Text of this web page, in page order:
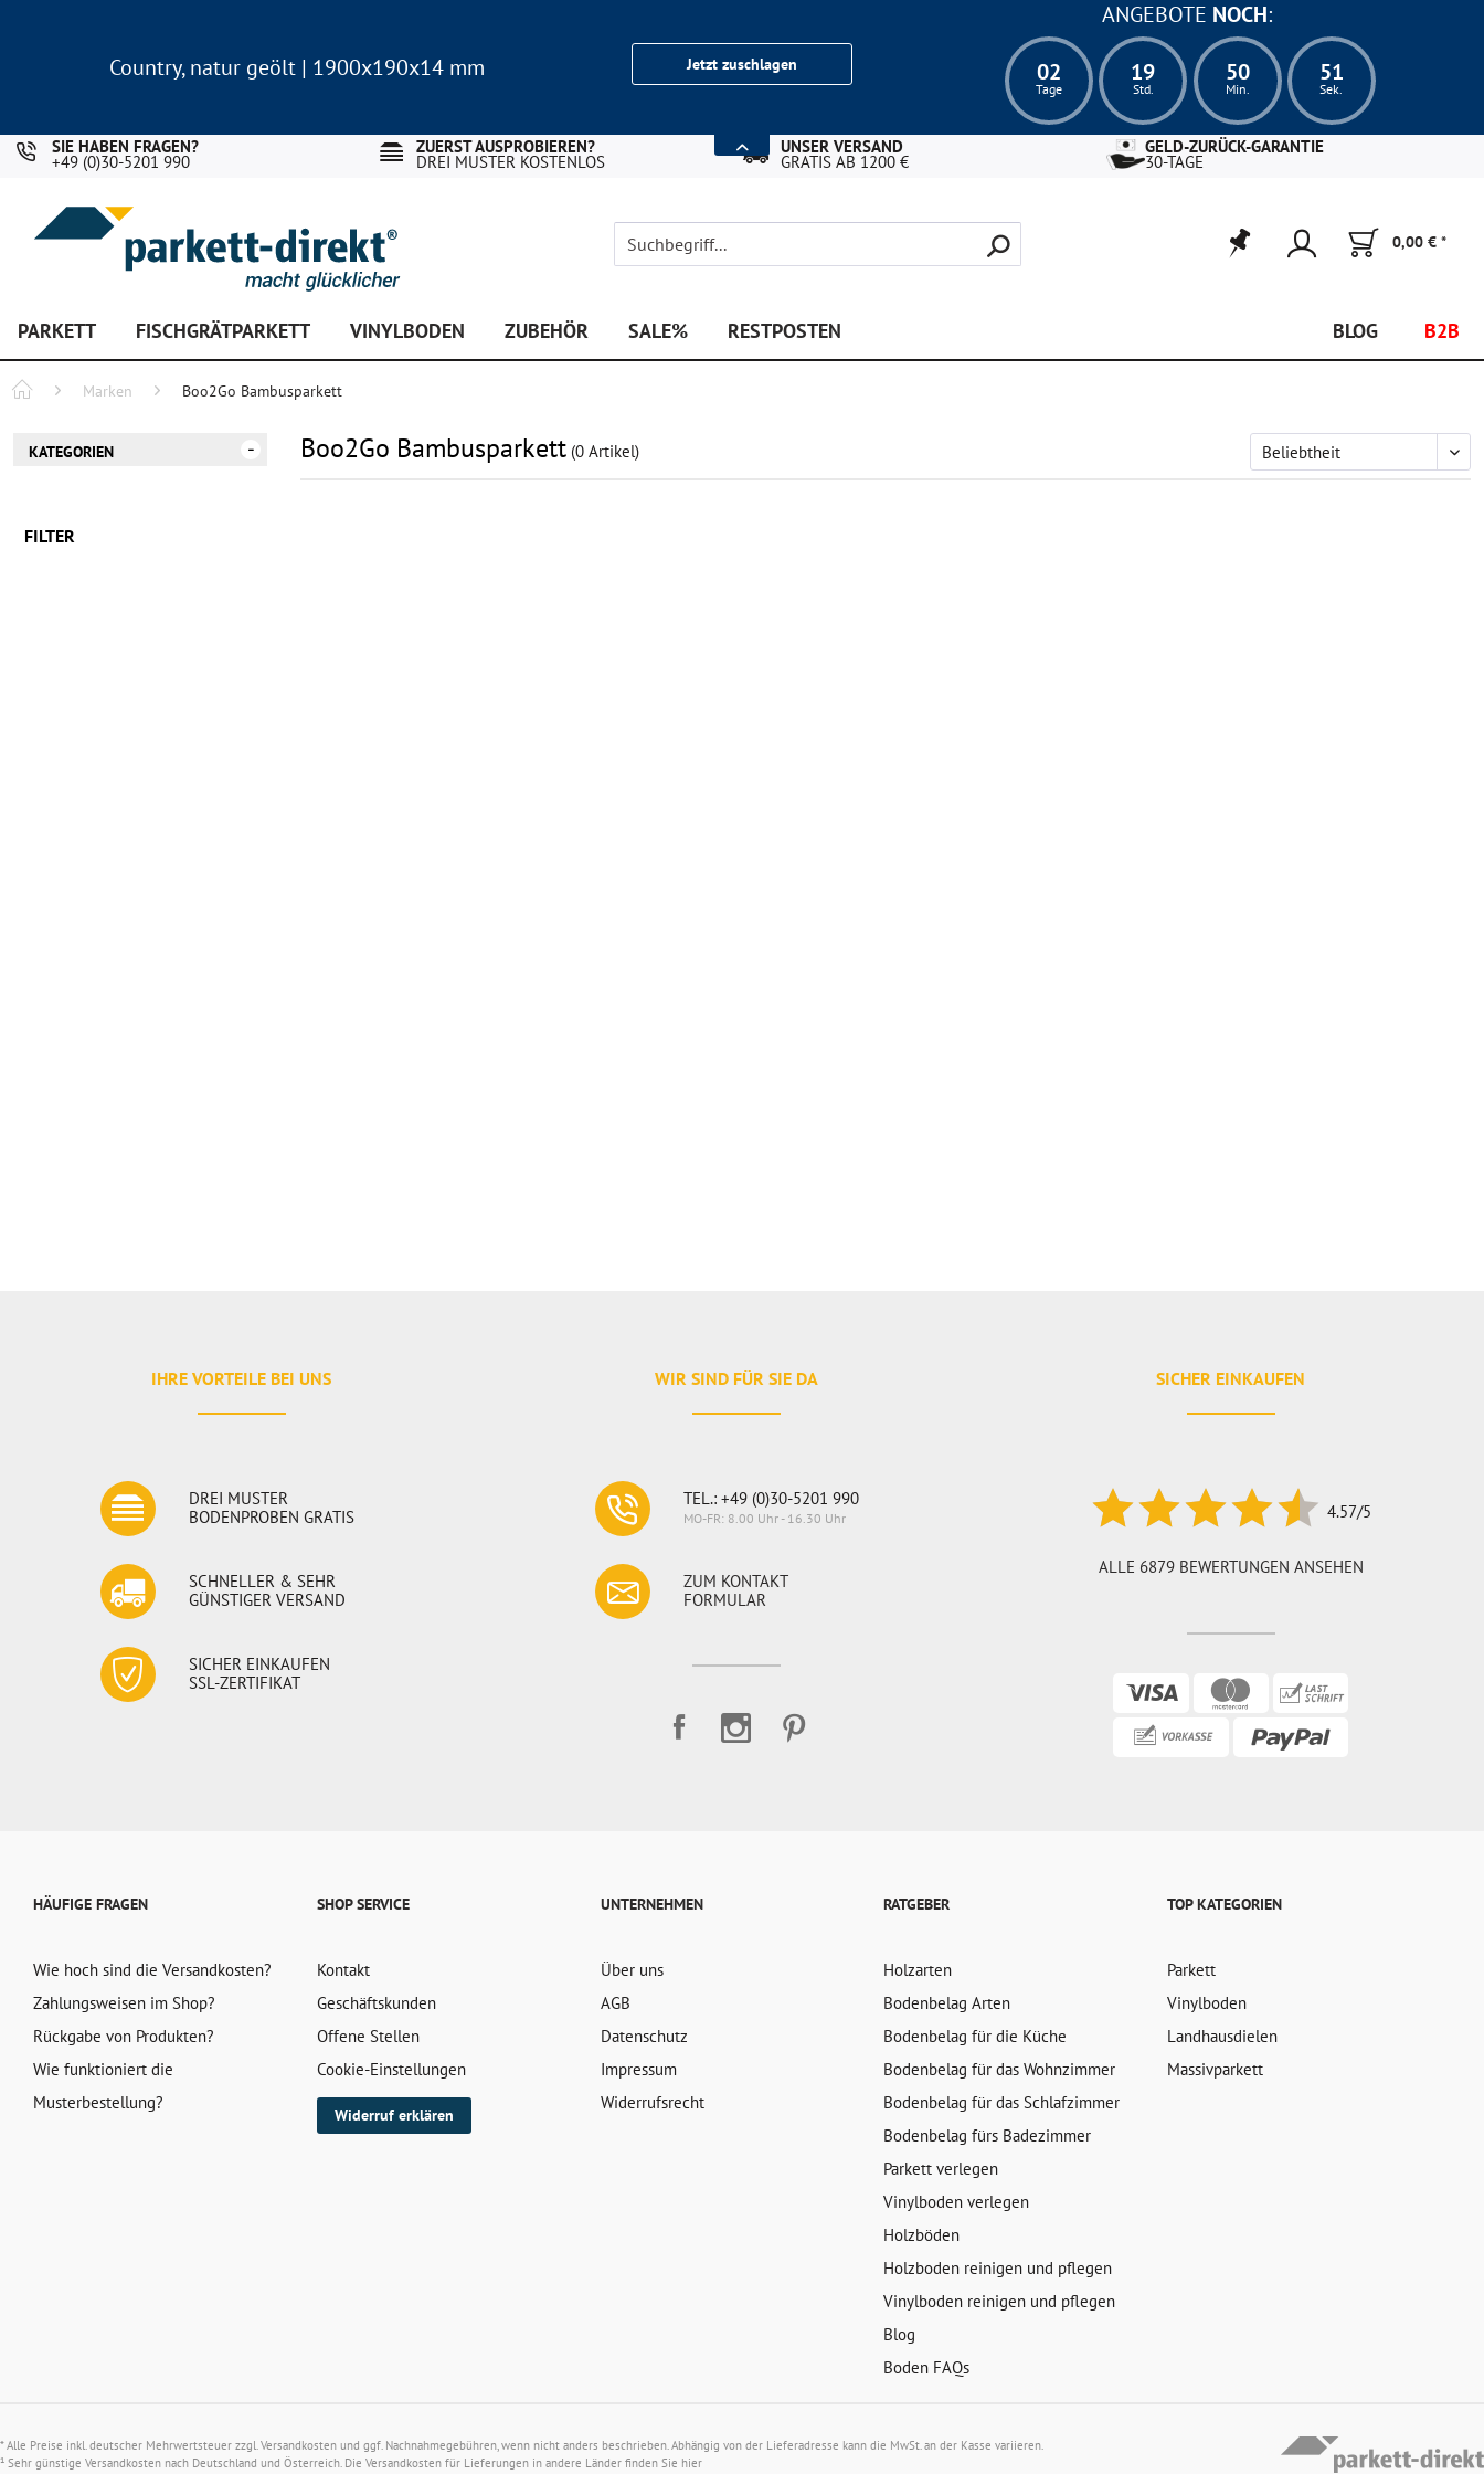
Country, natur geölt | 1900x190x14 mm
Jetzt zuschlagen
ANGEBOTE NOCH:
02
Tage
19
Std.
50
Min.
50
Sek.
SIE HABEN FRAGEN?
+49 (0)30-5201 990
ZUERST AUSPROBIEREN?
DREI MUSTER KOSTENLOS
UNSER VERSAND
GRATIS AB 1200 €
GELD-ZURÜCK-GARANTIE
30-TAGE
0,00 € *
PARKETT FISCHGRÄTPARKETT VINYLBODEN ZUBEHÖR SALE% RESTPOSTEN BLOG B2B
Marken Boo2Go Bambusparkett
KATEGORIEN
FILTER
Boo2Go Bambusparkett (0 Artikel)
IHRE VORTEILE BEI UNS
DREI MUSTER
BODENPROBEN GRATIS
SCHNELLER & SEHR
GÜNSTIGER VERSAND
SICHER EINKAUFEN
SSL-ZERTIFIKAT
WIR SIND FÜR SIE DA
TEL.: +49 (0)30-5201 990
MO-FR: 8.00 Uhr - 16.30 Uhr
ZUM KONTAKT
FORMULAR
SICHER EINKAUFEN
4.57/5
ALLE 6879 BEWERTUNGEN ANSEHEN
HÄUFIGE FRAGEN
Wie hoch sind die Versandkosten?
Zahlungsweisen im Shop?
Rückgabe von Produkten?
Wie funktioniert die
Musterbestellung?
SHOP SERVICE
Kontakt
Geschäftskunden
Offene Stellen
Cookie-Einstellungen
Widerruf erklären
UNTERNEHMEN
Über uns
AGB
Datenschutz
Impressum
Widerrufsrecht
RATGEBER
Holzarten
Bodenbelag Arten
Bodenbelag für die Küche
Bodenbelag für das Wohnzimmer
Bodenbelag für das Schlafzimmer
Bodenbelag fürs Badezimmer
Parkett verlegen
Vinylboden verlegen
Holzböden
Holzboden reinigen und pflegen
Vinylboden reinigen und pflegen
Blog
Boden FAQs
TOP KATEGORIEN
Parkett
Vinylboden
Landhausdielen
Massivparkett
* Alle Preise inkl. deutscher Mehrwertsteuer zzgl.Versandkosten und ggf. Nachnahmegebühren, wenn nicht anders beschrieben. Abhängig von der Lieferadresse kann die MwSt. an der Kasse variieren.
¹ Sehr günstige Versandkosten nach Deutschland und Österreich. Die Versandkosten für Lieferungen in andere Länder finden Sie hier